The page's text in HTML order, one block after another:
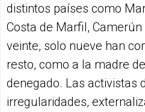
distintos países como
Costa de Marfil,
veinte, solo nueve han
resto, como a la madre
denegado. Las activistas
irregularidades,